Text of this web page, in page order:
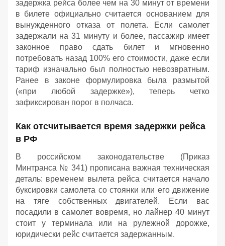
задержка рейса более чем на 30 минут от времени
в билете официально считается основанием для
вынужденного отказа от полета. Если самолет
задержали на 31 минуту и более, пассажир имеет
законное право сдать билет и мгновенно
потребовать назад 100% его стоимости, даже если
тариф изначально был полностью невозвратным.
Ранее в законе формулировка была размытой
(«при любой задержке»), теперь четко
зафиксирован порог в полчаса.
Как отсчитывается время задержки рейса
в РФ
В российском законодательстве (Приказ
Минтранса № 341) прописана важная техническая
деталь: временем вылета рейса считается начало
буксировки самолета со стоянки или его движение
на тяге собственных двигателей. Если вас
посадили в самолет вовремя, но лайнер 40 минут
стоит у терминала или на рулежной дорожке,
юридически рейс считается задержанным.